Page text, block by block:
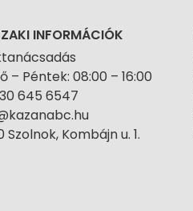
INFORMÁCIÓK
– Péntek: 08:00 – 16:00
645 6547
Szolnok, Kombájn u. 1.